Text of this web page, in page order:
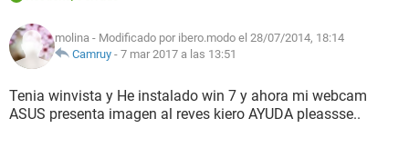
molina - Modificado por ibero.modo el 28/07/2014, 18:14
Camruy - 7 mar 2017 a las 13:51
Tenia winvista y He instalado win 7 y ahora mi webcam
ASUS presenta imagen al reves kiero AYUDA pleassse..